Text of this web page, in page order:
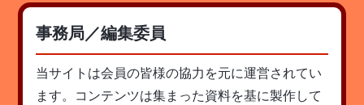
事務局／編集委員
当サイトは会員の皆様の協力を元に運営されてい
ます。コンテンツは集まった資料を基に製作して